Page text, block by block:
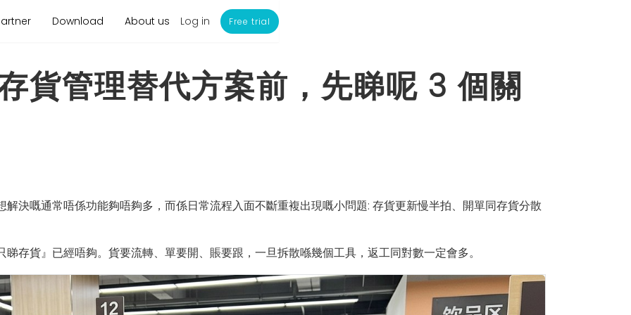
Download About us Log in Free trial
貨管理替代方案前，先睇呢 3 個關
解決嘅通常唔係功能夠唔夠多，而係日常流程入面不斷重複出現嘅小問題: 存貨更新慢半拍、開單同存貨分散
存貨』已經唔夠。貨要流轉、單要開、賬要跟，一旦拆散喺幾個工具，返工同對數一定會多。